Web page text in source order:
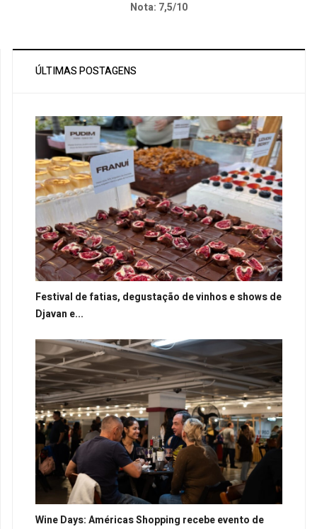
Nota: 7,5/10
ÚLTIMAS POSTAGENS
Festival de fatias, degustação de vinhos e shows de
Djavan e...
Wine Days: Américas Shopping recebe evento de